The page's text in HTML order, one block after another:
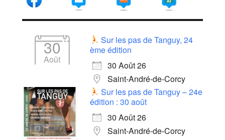
30
Août
Sur les pas de Tanguy, 24
ème édition
30 Août 26
Saint-André-de-Corcy
Sur les pas de Tanguy – 24e
édition : 30 août
30 Août 26
Saint-André-de-Corcy